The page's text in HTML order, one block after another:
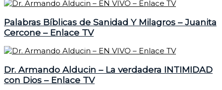
Palabras Bíblicas de Sanidad Y Milagros – Juanita
Cercone – Enlace TV
Dr. Armando Alducin – La verdadera INTIMIDAD
con Dios – Enlace TV